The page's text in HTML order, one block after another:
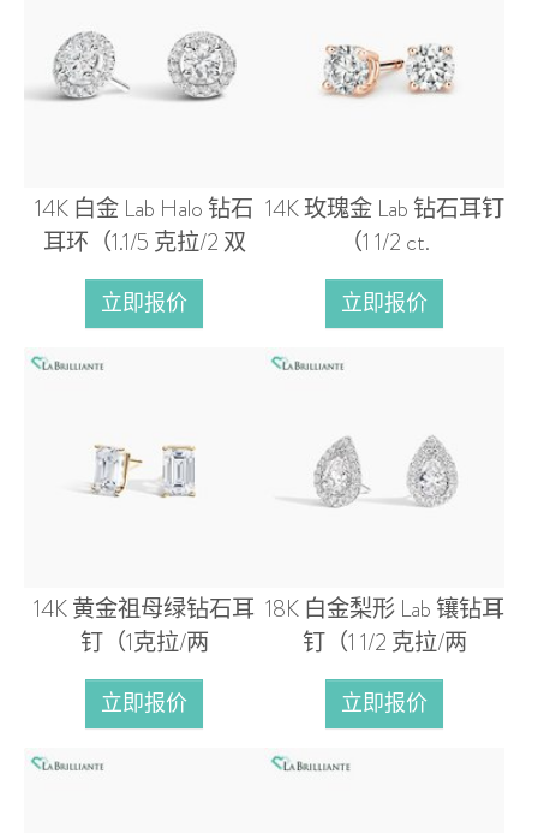
14K 白金 Lab Halo 钻石
耳环（1.1/5 克拉/2 双
立即报价
14K 玫瑰金 Lab 钻石耳钉
（1 1/2 ct.
立即报价
14K 黄金祖母绿钻石耳
钉（1克拉/两
立即报价
18K 白金梨形 Lab 镶钻耳
钉（1 1/2 克拉/两
立即报价